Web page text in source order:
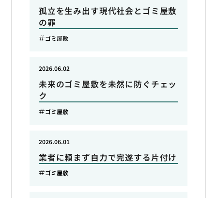
孤立を生み出す現代社会とゴミ屋敷
の罪
ゴミ屋敷
未来のゴミ屋敷を未然に防ぐチェッ
ク
2026.06.02
ゴミ屋敷
業者に頼まず自力で完遂する片付け
2026.06.01
ゴミ屋敷